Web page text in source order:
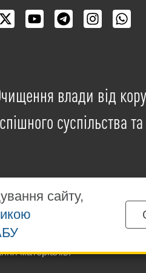
влади від
суспільства
Creative Commons
на сайті,
матеріалів.
сайту,